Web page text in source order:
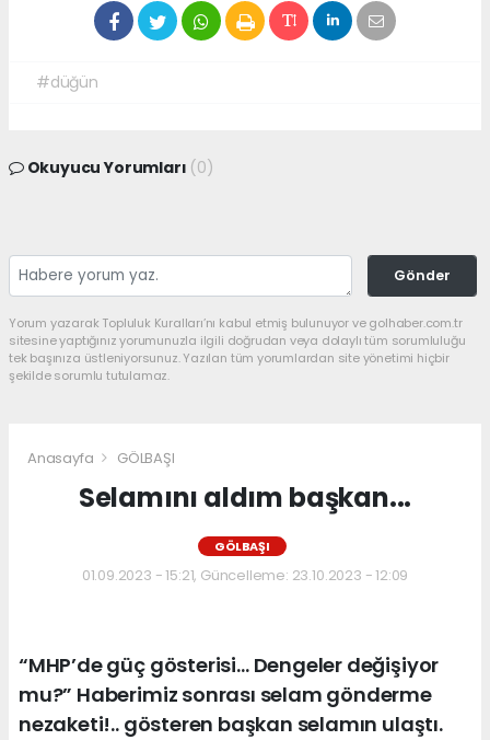
#düğün
Okuyucu Yorumları (0)
Gönder
Yorum yazarak Topluluk Kuralları’nı kabul etmiş bulunuyor ve golhaber.com.tr
sitesine yaptığınız yorumunuzla ilgili doğrudan veya dolaylı tüm sorumluluğu
tek başınıza üstleniyorsunuz. Yazılan tüm yorumlardan site yönetimi hiçbir
şekilde sorumlu tutulamaz.
Anasayfa GÖLBAŞI
Selamını aldım başkan...
GÖLBAŞI
01.09.2023 - 15:21, Güncelleme: 23.10.2023 - 12:09
“MHP’de güç gösterisi… Dengeler değişiyor
mu?” Haberimiz sonrası selam gönderme
nezaketi!.. gösteren başkan selamın ulaştı.